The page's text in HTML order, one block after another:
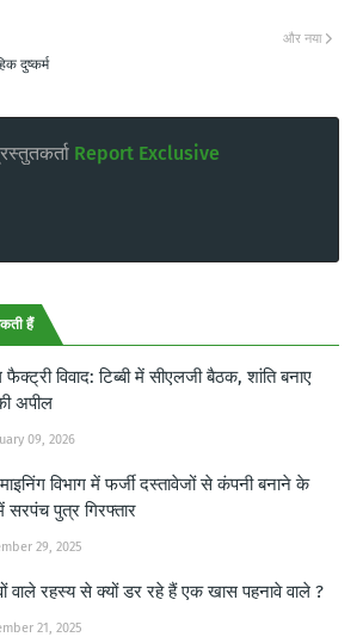
और नया
दुष्कर्म
Report Exclusive
हैं
विवाद: टिब्बी में सीएलजी बैठक, शांति बनाए
अपील
09, 2026
विभाग में फर्जी दस्तावेजों से कंपनी बनाने के
सरपंच पुत्र गिरफ्तार
29, 2025
वाले रहस्य से क्यों डर रहे हैं एक खास पहनावे वाले ?
21, 2025